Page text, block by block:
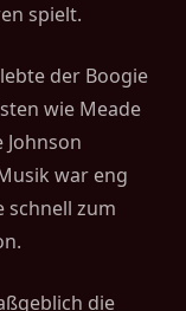
spielt.
der Boogie
wie Meade
Johnson
war eng
schnell zum
die